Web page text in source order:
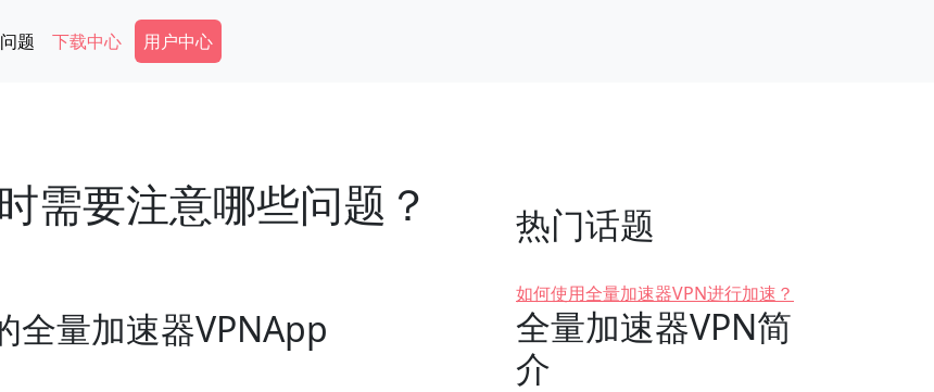
题 下载中心 Secondary Menu
用户中心
需要注意哪些问题？
全量加速器VPNApp
热门话题
如何使用全量加速器VPN进行加速？
全量加速器VPN简
介